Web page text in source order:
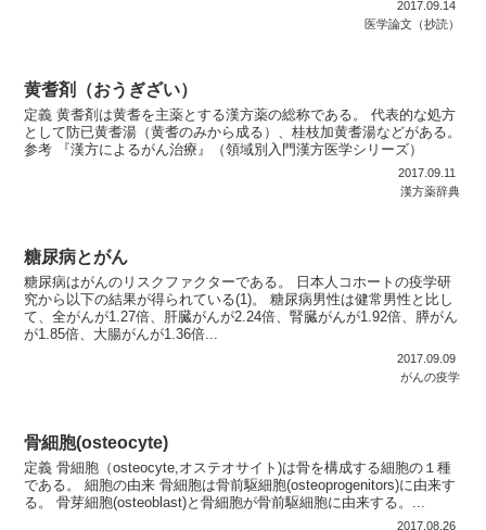
2017.09.14
医学論文（抄読）
黄耆剤（おうぎざい）
定義 黄耆剤は黄耆を主薬とする漢方薬の総称である。 代表的な処方
として防已黄耆湯（黄耆のみから成る）、桂枝加黄耆湯などがある。
参考 『漢方によるがん治療』（領域別入門漢方医学シリーズ）
2017.09.11
漢方薬辞典
糖尿病とがん
糖尿病はがんのリスクファクターである。 日本人コホートの疫学研
究から以下の結果が得られている(1)。 糖尿病男性は健常男性と比し
て、全がんが1.27倍、肝臓がんが2.24倍、腎臓がんが1.92倍、膵がん
が1.85倍、大腸がんが1.36倍...
2017.09.09
がんの疫学
骨細胞(osteocyte)
定義 骨細胞（osteocyte,オステオサイト)は骨を構成する細胞の１種
である。 細胞の由来 骨細胞は骨前駆細胞(osteoprogenitors)に由来す
る。 骨芽細胞(osteoblast)と骨細胞が骨前駆細胞に由来する。...
2017.08.26